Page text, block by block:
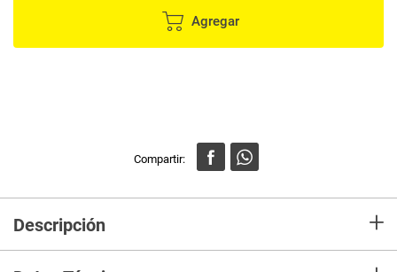
Agregar
Descripción +
Combo Base Cama y Colchón Blaser 140 Doble Intermedio